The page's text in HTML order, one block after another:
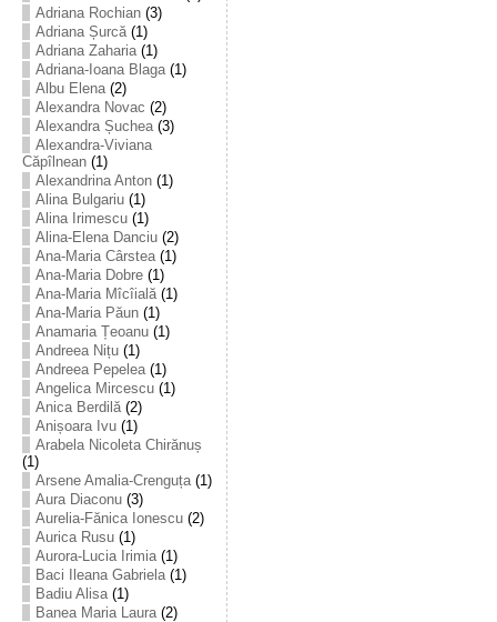
Adriana Rochian(3)
Adriana Șurcă(1)
Adriana Zaharia(1)
Adriana-Ioana Blaga(1)
Albu Elena(2)
Alexandra Novac (2)
Alexandra Șuchea(3)
Alexandra-Viviana
Căpîlnean(1)
Alexandrina Anton(1)
Alina Bulgariu(1)
Alina Irimescu(1)
Alina-Elena Danciu(2)
Ana-Maria Cârstea(1)
Ana-Maria Dobre(1)
Ana-Maria Mîcîială(1)
Ana-Maria Păun(1)
Anamaria Țeoanu(1)
Andreea Nițu(1)
Andreea Pepelea(1)
Angelica Mircescu(1)
Anica Berdilă(2)
Anișoara Ivu(1)
Arabela Nicoleta Chirănuș
(1)
Arsene Amalia-Crenguța(1)
Aura Diaconu(3)
Aurelia-Fănica Ionescu(2)
Aurica Rusu(1)
Aurora-Lucia Irimia(1)
Baci Ileana Gabriela(1)
Badiu Alisa(1)
Banea Maria Laura(2)